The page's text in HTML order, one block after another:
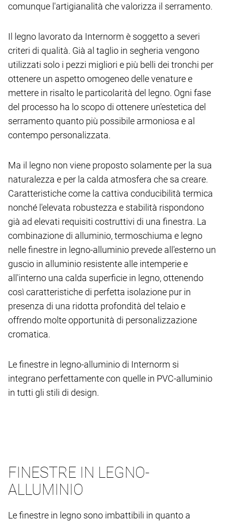
comunque l'artigianalità che valorizza il serramento.
Il legno lavorato da Internorm è soggetto a severi
criteri di qualità. Già al taglio in segheria vengono
utilizzati solo i pezzi migliori e più belli dei tronchi per
ottenere un aspetto omogeneo delle venature e
mettere in risalto le particolarità del legno. Ogni fase
del processo ha lo scopo di ottenere un'estetica del
serramento quanto più possibile armoniosa e al
contempo personalizzata.
Ma il legno non viene proposto solamente per la sua
naturalezza e per la calda atmosfera che sa creare.
Caratteristiche come la cattiva conducibilità termica
nonché l'elevata robustezza e stabilità rispondono
già ad elevati requisiti costruttivi di una finestra. La
combinazione di alluminio, termoschiuma e legno
nelle finestre in legno-alluminio prevede all'esterno un
guscio in alluminio resistente alle intemperie e
all'interno una calda superficie in legno, ottenendo
così caratteristiche di perfetta isolazione pur in
presenza di una ridotta profondità del telaio e
offrendo molte opportunità di personalizzazione
cromatica.
Le finestre in legno-alluminio di Internorm si
integrano perfettamente con quelle in PVC-alluminio
in tutti gli stili di design.
FINESTRE IN LEGNO-
ALLUMINIO
Le finestre in legno sono imbattibili in quanto a